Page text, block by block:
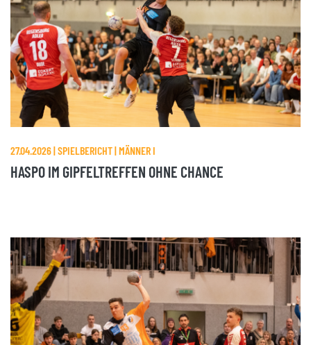
27.04.2026 | SPIELBERICHT | MÄNNER I
HASPO IM GIPFELTREFFEN OHNE CHANCE